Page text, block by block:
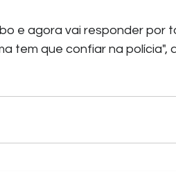
e agora vai responder por
tem que confiar na polícia",